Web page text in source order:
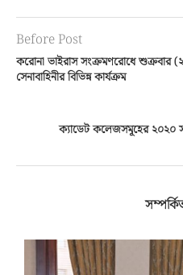
Before Post
করোনা ভাইরাস সংক্রমণরোধে শুক্রবার
সেনাবাহিনীর বিভিন্ন কার্যক্রম
ক্যাডেট কলেজসমূহের ২০২০